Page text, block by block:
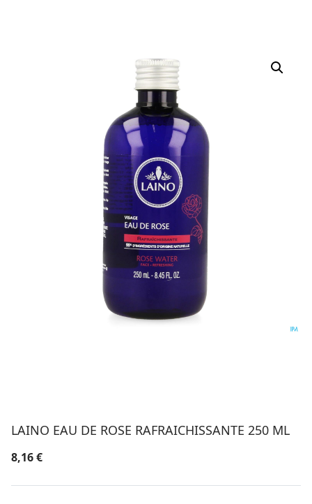
LAINO EAU DE ROSE RAFRAICHISSANTE 250 ML
8,16€